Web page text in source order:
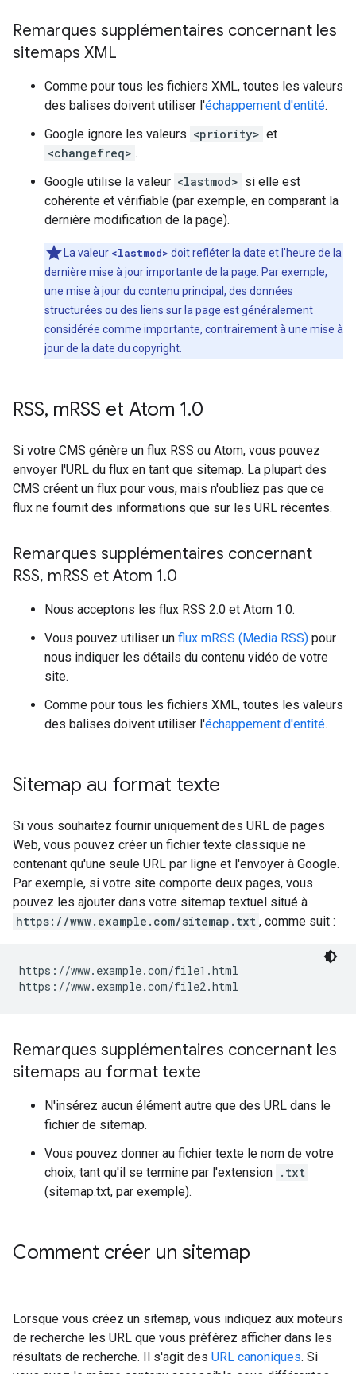
Remarques supplémentaires concernant les
sitemaps XML
Comme pour tous les fichiers XML, toutes les valeurs
des balises doivent utiliser l'échappement d'entité.
Google ignore les valeurs <priority> et
<changefreq> .
Google utilise la valeur <lastmod> si elle est
cohérente et vérifiable (par exemple, en comparant la
dernière modification de la page).
La valeur <lastmod> doit refléter la date et l'heure de la
dernière mise à jour importante de la page. Par exemple,
une mise à jour du contenu principal, des données
structurées ou des liens sur la page est généralement
considérée comme importante, contrairement à une mise à
jour de la date du copyright.
RSS, mRSS et Atom 1.0
Si votre CMS génère un flux RSS ou Atom, vous pouvez
envoyer l'URL du flux en tant que sitemap. La plupart des
CMS créent un flux pour vous, mais n'oubliez pas que ce
flux ne fournit des informations que sur les URL récentes.
Remarques supplémentaires concernant
RSS, mRSS et Atom 1.0
Nous acceptons les flux RSS 2.0 et Atom 1.0.
Vous pouvez utiliser un flux mRSS (Media RSS) pour
nous indiquer les détails du contenu vidéo de votre
site.
Comme pour tous les fichiers XML, toutes les valeurs
des balises doivent utiliser l'échappement d'entité.
Sitemap au format texte
Si vous souhaitez fournir uniquement des URL de pages
Web, vous pouvez créer un fichier texte classique ne
contenant qu'une seule URL par ligne et l'envoyer à Google.
Par exemple, si votre site comporte deux pages, vous
pouvez les ajouter dans votre sitemap textuel situé à
https://www.example.com/sitemap.txt , comme suit :
https://www.example.com/file1.html
https://www.example.com/file2.html
Remarques supplémentaires concernant les
sitemaps au format texte
N'insérez aucun élément autre que des URL dans le
fichier de sitemap.
Vous pouvez donner au fichier texte le nom de votre
choix, tant qu'il se termine par l'extension .txt
(sitemap.txt, par exemple).
Comment créer un sitemap
Lorsque vous créez un sitemap, vous indiquez aux moteurs
de recherche les URL que vous préférez afficher dans les
résultats de recherche. Il s'agit des URL canoniques. Si